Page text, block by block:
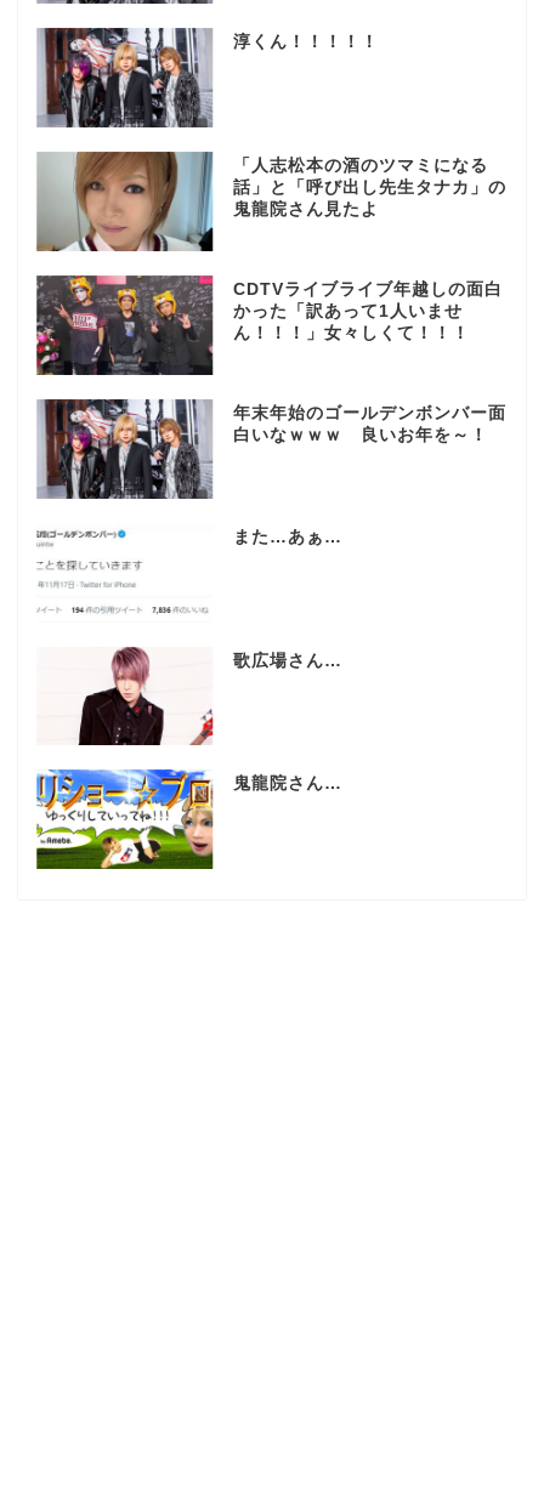
淳くん！！！！！
「人志松本の酒のツマミになる
話」と「呼び出し先生タナカ」の
鬼龍院さん見たよ
CDTVライブライブ年越しの面白
かった「訳あって1人いませ
ん！！！」女々しくて！！！
年末年始のゴールデンボンバー面
白いなｗｗｗ 良いお年を～！
また…あぁ…
歌広場さん…
鬼龍院さん…